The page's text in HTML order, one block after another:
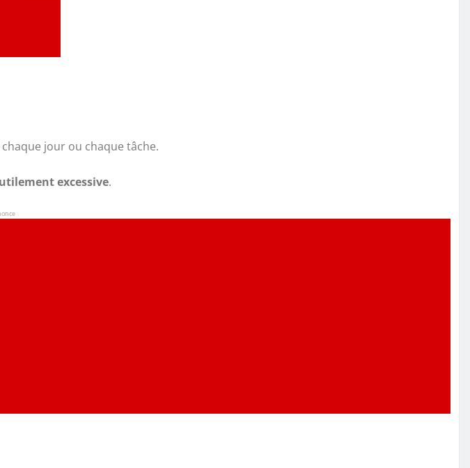
jour ou chaque tâche.
excessive.